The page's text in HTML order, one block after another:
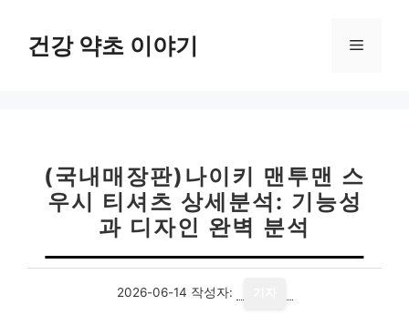
건강 약초 이야기 메
(국내매장판)나이키 맨투맨 스
우시 티셔츠 상세분석: 기능성
과 디자인 완벽 분석
2026-06-14 작성자: